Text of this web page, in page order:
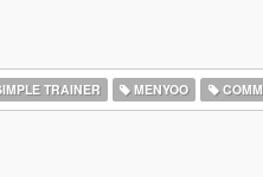
TRAINER MENYOO